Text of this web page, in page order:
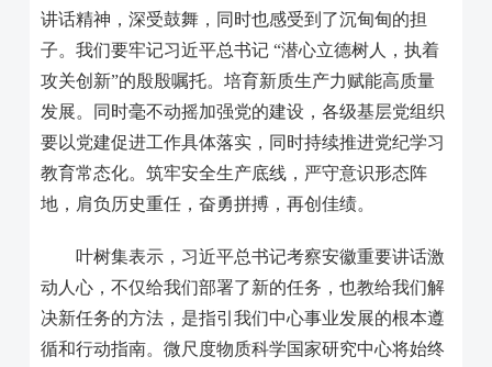
讲话精神，深受鼓舞，同时也感受到了沉甸甸的担
子。我们要牢记习近平总书记 “潜心立德树人，执着
攻关创新”的殷殷嘱托。培育新质生产力赋能高质量
发展。同时毫不动摇加强党的建设，各级基层党组织
要以党建促进工作具体落实，同时持续推进党纪学习
教育常态化。筑牢安全生产底线，严守意识形态阵
地，肩负历史重任，奋勇拼搏，再创佳绩。
叶树集表示，习近平总书记考察安徽重要讲话激
动人心，不仅给我们部署了新的任务，也教给我们解
决新任务的方法，是指引我们中心事业发展的根本遵
循和行动指南。微尺度物质科学国家研究中心将始终